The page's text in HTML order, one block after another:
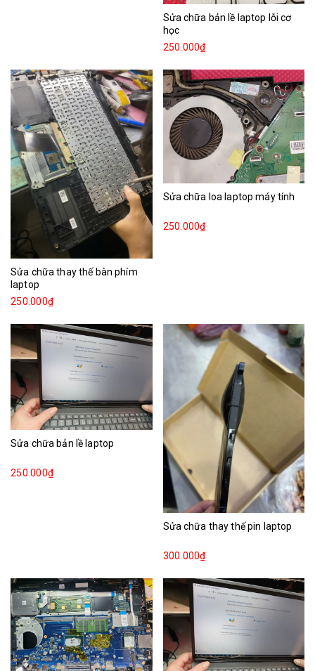
Sửa chữa bản lề laptop lỗi cơ
học
250.000₫
Sửa chữa thay thế bàn phím
laptop
250.000₫
Sửa chữa loa laptop máy tính
250.000₫
Sửa chữa bản lề laptop
250.000₫
Sửa chữa thay thế pin laptop
300.000₫